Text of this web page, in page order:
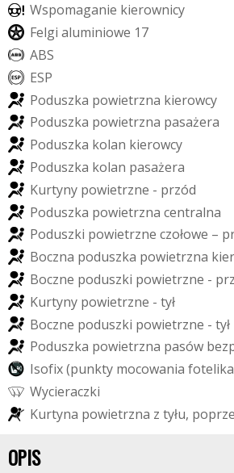
Wspomaganie kierownicy
Felgi aluminiowe 17
ABS
ESP
Poduszka powietrzna kierowcy
Poduszka powietrzna pasażera
Poduszka kolan kierowcy
Poduszka kolan pasażera
Kurtyny powietrzne - przód
Poduszka powietrzna centralna
Poduszki powietrzne czołowe – p
Boczna poduszka powietrzna kier
Boczne poduszki powietrzne - prz
Kurtyny powietrzne - tył
Boczne poduszki powietrzne - tył
Poduszka powietrzna pasów bez
Isofix(punkty mocowania fotelika
Wycieraczki
Kurtyna powietrzna z tyłu, poprze
OPIS